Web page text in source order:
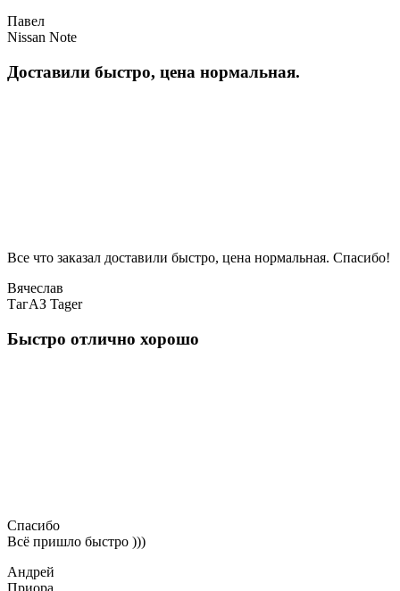
Павел
Nissan Note
Доставили быстро, цена нормальная.
Все что заказал доставили быстро, цена нормальная. Спасибо!
Вячеслав
ТагАЗ Tager
Быстро отлично хорошо
Спасибо
Всё пришло быстро )))
Андрей
Приора